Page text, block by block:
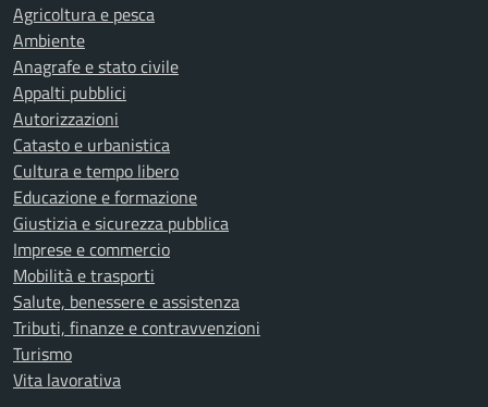
Agricoltura e pesca
Ambiente
Anagrafe e stato civile
Appalti pubblici
Autorizzazioni
Catasto e urbanistica
Cultura e tempo libero
Educazione e formazione
Giustizia e sicurezza pubblica
Imprese e commercio
Mobilità e trasporti
Salute, benessere e assistenza
Tributi, finanze e contravvenzioni
Turismo
Vita lavorativa